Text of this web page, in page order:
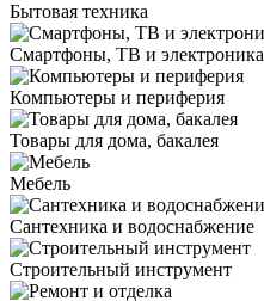
Бытовая техника
Смартфоны, ТВ и электроника
Компьютеры и периферия
Товары для дома, бакалея
Мебель
Сантехника и водоснабжение
Строительный инструмент